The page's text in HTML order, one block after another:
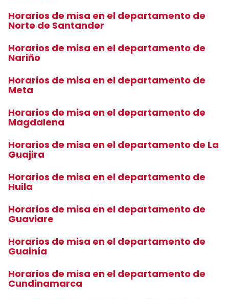
Horarios de misa en el departamento de
Norte de Santander
Horarios de misa en el departamento de
Nariño
Horarios de misa en el departamento de
Meta
Horarios de misa en el departamento de
Magdalena
Horarios de misa en el departamento de La
Guajira
Horarios de misa en el departamento de
Huila
Horarios de misa en el departamento de
Guaviare
Horarios de misa en el departamento de
Guainía
Horarios de misa en el departamento de
Cundinamarca